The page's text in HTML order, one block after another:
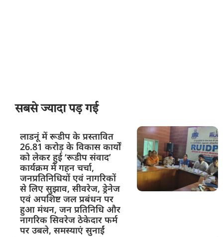
सबसे ज्यादा पड़ गई
लाडनूं में रूडीप के प्रस्तावित
26.81 करोड़ के विकास कार्यों
को लेकर हुई ‘रूडीप संवाद’
कार्यक्रम में गहन चर्चा,
जनप्रतिनिधियों एवं नागरिकों
से लिए सुझाव, सीवरेज, ड्रेनेज
एवं अपशिष्ट जल प्रबंधन पर
हुआ मंथन, जन प्रतिनिधि और
नागरिक सिवरेज ठेकेदार फर्म
पर उबले, समस्याएं सुनाईं